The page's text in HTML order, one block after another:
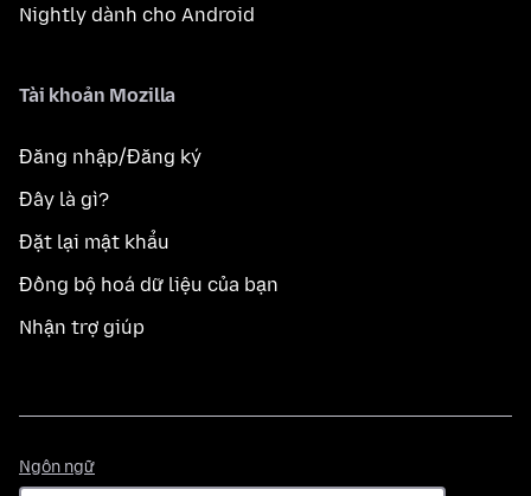
Nightly dành cho Android
Tài khoản Mozilla
Đăng nhập/Đăng ký
Đây là gì?
Đặt lại mật khẩu
Đồng bộ hoá dữ liệu của bạn
Nhận trợ giúp
Ngôn ngữ
ngữ